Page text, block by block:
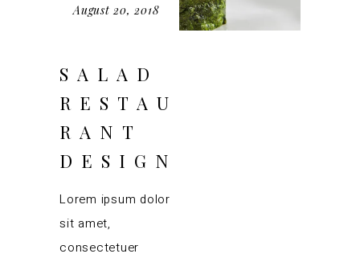
August 20, 2018
SALAD
RESTAU
RANT
DESIGN
Lorem ipsum dolor
sit amet,
consectetuer